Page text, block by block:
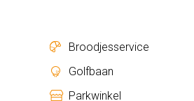
u het vakantiepark
ontspannen. Daarnaast is dit resort
voor tal van uitstapjes. Garda
mooie pleinen en een gezellige
Broodjesservice
Golfbaan
Parkwinkel